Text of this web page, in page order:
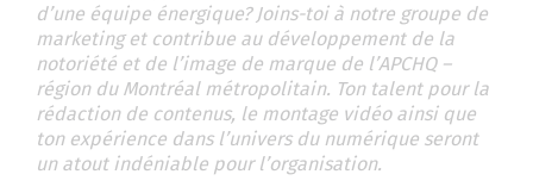
d’une équipe énergique? Joins-toi à notre groupe de
marketing et contribue au développement de la
notoriété et de l’image de marque de l’APCHQ –
région du Montréal métropolitain. Ton talent pour la
rédaction de contenus, le montage vidéo ainsi que
ton expérience dans l’univers du numérique seront
un atout indéniable pour l’organisation.